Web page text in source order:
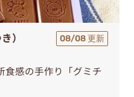
） 08/08 更新
食感の手作り「グミチ